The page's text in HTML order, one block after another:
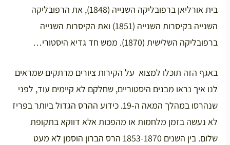
בית אורליאן ברפובליקה השנייה (1848), את הרפובליקה
השנייה בקיסרות השנייה (1851) ואת הקיסרות השנייה
ברפובליקה השלישית (1870). ממש חד גדיא היסטורי…
באגף הזה תוכלו למצוא על הקירות ציורים מרתקים שמראים
לנו איך נראו מבנים היסטוריים, שחלקם לא קיימים עוד, לפני
שנהרסו במהלך המאה ה-19. כידוע ההרס הגדול ביותר בפריז
לא נעשה בזמן מלחמות או מהפכות אלא דווקא בתקופת
שלום. בין השנים 1853-1870 הרס הברון הוסמן לא מעט